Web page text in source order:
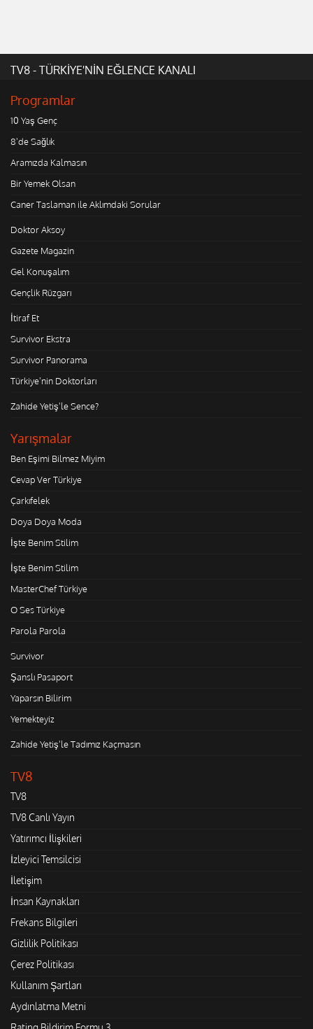
TV8 - TÜRKİYE'NİN EĞLENCE KANALI
Programlar
10 Yaş Genç
8'de Sağlık
Aramızda Kalmasın
Bir Yemek Olsan
Caner Taslaman ile Aklımdaki Sorular
Doktor Aksoy
Gazete Magazin
Gel Konuşalım
Gençlik Rüzgarı
İtiraf Et
Survivor Ekstra
Survivor Panorama
Türkiye'nin Doktorları
Zahide Yetiş'le Sence?
Yarışmalar
Ben Eşimi Bilmez Miyim
Cevap Ver Türkiye
Çarkıfelek
Doya Doya Moda
İşte Benim Stilim
İşte Benim Stilim
MasterChef Türkiye
O Ses Türkiye
Parola Parola
Survivor
Şanslı Pasaport
Yaparsın Bilirim
Yemekteyiz
Zahide Yetiş'le Tadımız Kaçmasın
TV8
TV8
TV8 Canlı Yayın
Yatırımcı İlişkileri
İzleyici Temsilcisi
İletişim
İnsan Kaynakları
Frekans Bilgileri
Gizlilik Politikası
Çerez Politikası
Kullanım Şartları
Aydınlatma Metni